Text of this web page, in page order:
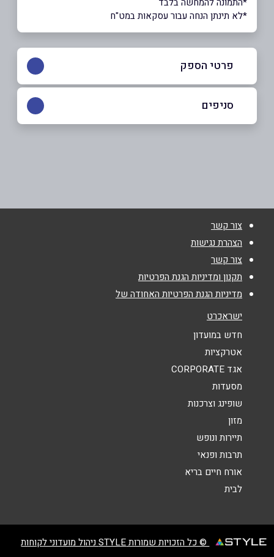
*לא תינתן הנחה עבור עסקאות במט"ח
פרטי הספק
נושא*
אנא חזרו אלי בקשר ל...
סניפים
צור קשר
הצהרת נגישות
צור קשר
תקנון ומדיניות הגנת הפרטיות
מדיניות הגנת הפרטיות האחודה של
ישראכרט
חדש במועדון
אטרקציות
אגד CORPORATE
מסעדות
שופינג וצרכנות
מזון
תיירות ונופש
תרבות ופנאי
אורח חיים בריא
לבית
© כל הזכויות שמורות STYLE ניהול מועדוני לקוחות